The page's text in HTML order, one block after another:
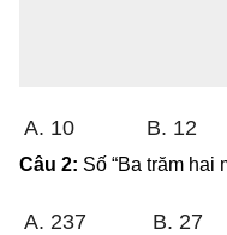
A. 10 B. 12
Câu 2: Số “Ba trăm hai
A. 237 B. 27